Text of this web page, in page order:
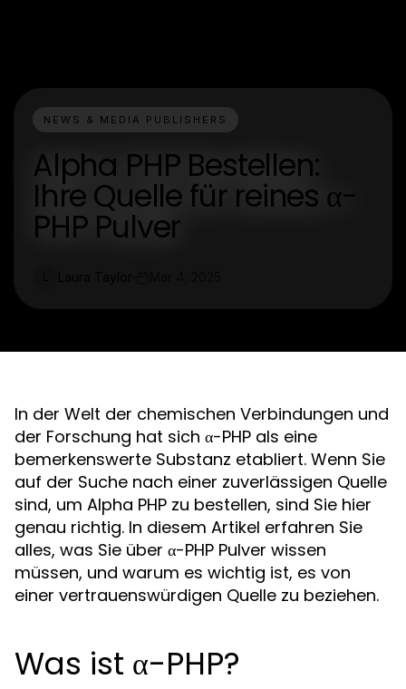
NEWS & MEDIA PUBLISHERS
Alpha PHP Bestellen:
Ihre Quelle für reines α-
PHP Pulver
In der Welt der chemischen Verbindungen und
der Forschung hat sich α-PHP als eine
bemerkenswerte Substanz etabliert. Wenn Sie
auf der Suche nach einer zuverlässigen Quelle
sind, um Alpha PHP zu bestellen, sind Sie hier
genau richtig. In diesem Artikel erfahren Sie
alles, was Sie über α-PHP Pulver wissen
müssen, und warum es wichtig ist, es von
einer vertrauenswürdigen Quelle zu beziehen.
Was ist α-PHP?